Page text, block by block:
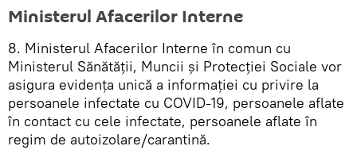
Ministerul Afacerilor Interne
8. Ministerul Afacerilor Interne în comun cu
Ministerul Sănătății, Muncii și Protecției Sociale vor
asigura evidența unică a informației cu privire la
persoanele infectate cu COVID-19, persoanele aflate
în contact cu cele infectate, persoanele aflate în
regim de autoizolare/carantină.